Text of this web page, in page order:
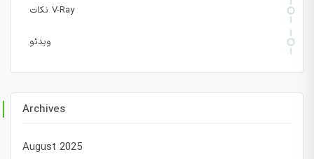
نکات V-Ray
ویدئو
Archives
August 2025